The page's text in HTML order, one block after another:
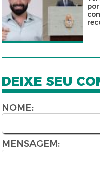
DEIXE SEU
NOME:
MENSAGEM: